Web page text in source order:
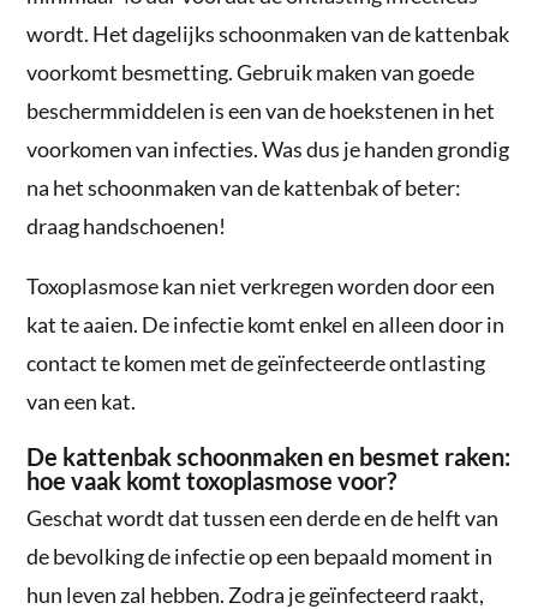
wordt. Het dagelijks schoonmaken van de kattenbak
voorkomt besmetting. Gebruik maken van goede
beschermmiddelen is een van de hoekstenen in het
voorkomen van infecties. Was dus je handen grondig
na het schoonmaken van de kattenbak of beter:
draag handschoenen!
Toxoplasmose kan niet verkregen worden door een
kat te aaien. De infectie komt enkel en alleen door in
contact te komen met de geïnfecteerde ontlasting
van een kat.
De kattenbak schoonmaken en besmet raken:
hoe vaak komt toxoplasmose voor?
Geschat wordt dat tussen een derde en de helft van
de bevolking de infectie op een bepaald moment in
hun leven zal hebben. Zodra je geïnfecteerd raakt,